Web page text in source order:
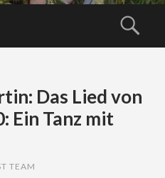
Das Lied von
Ein Tanz mit
TEAM